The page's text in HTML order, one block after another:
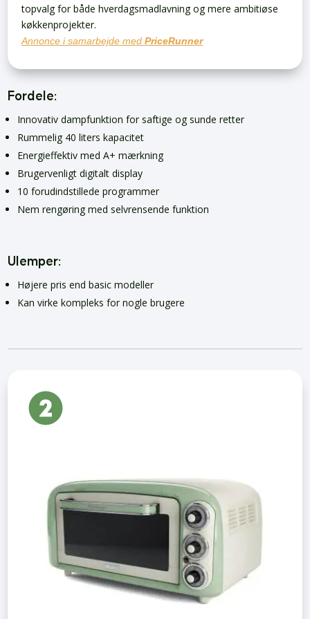
topvalg for både hverdagsmadlavning og mere ambitiøse
køkkenprojekter.
Annonce i samarbejde medPriceRunner
Fordele:
Innovativ dampfunktion for saftige og sunde retter
Rummelig 40 liters kapacitet
Energieffektiv med A+ mærkning
Brugervenligt digitalt display
10 forudindstillede programmer
Nem rengøring med selvrensende funktion
Ulemper:
Højere pris end basic modeller
Kan virke kompleks for nogle brugere